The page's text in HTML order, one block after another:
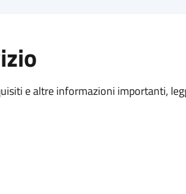
e altre informazioni importanti,